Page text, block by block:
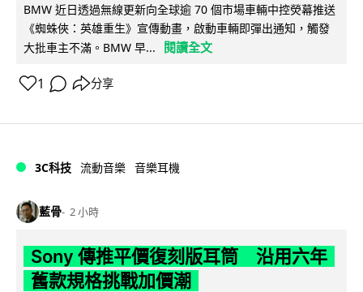
BMW 近日透過無線更新向全球逾 70 個市場車輛中控熒幕推送
《蜘蛛俠：英雄重生》宣傳動畫，啟動車輛即彈出通知，觸發
大批車主不滿。BMW 早...
閱讀全文
1 分享
3C科技 流動音樂 音樂耳機
藍骨 2 小時
Sony 傳推平價復刻版耳筒 沿用六年
舊款規格挑戰加價潮